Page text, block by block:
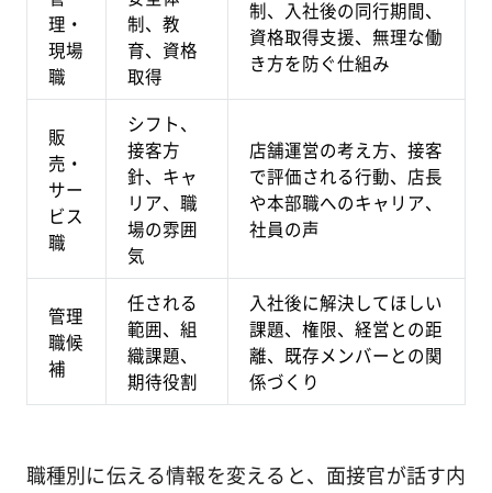
理・
現場
職
制、教
育、資格
取得
制、入社後の同行期間、
資格取得支援、無理な働
き方を防ぐ仕組み
販
売・
サー
ビス
職
シフト、
接客方
針、キャ
リア、職
場の雰囲
気
店舗運営の考え方、接客
で評価される行動、店長
や本部職へのキャリア、
社員の声
管理
職候
補
任される
範囲、組
織課題、
期待役割
入社後に解決してほしい
課題、権限、経営との距
離、既存メンバーとの関
係づくり
職種別に伝える情報を変えると、面接官が話す内